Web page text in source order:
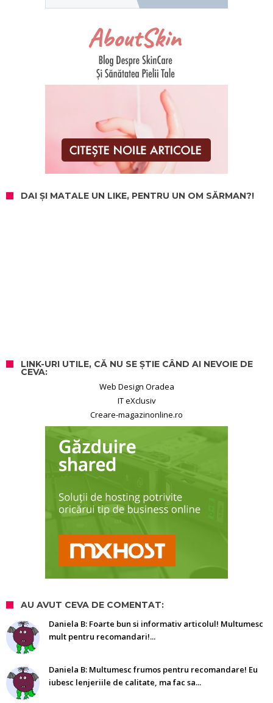
DAI ȘI MATALE UN LIKE, PENTRU UN OM SĂRMAN?!
LINK-URI UTILE, CĂ NU SE ȘTIE CÂND AI NEVOIE DE
CEVA:
Web Design Oradea
IT eXclusiv
Creare-magazinonline.ro
AU AVUT CEVA DE COMENTAT:
Daniela B: Foarte bun si informativ articolul! Multumesc
mult pentru recomandari!...
Daniela B: Multumesc frumos pentru recomandare! Eu
iubesc lenjeriile de calitate, ma fac sa...